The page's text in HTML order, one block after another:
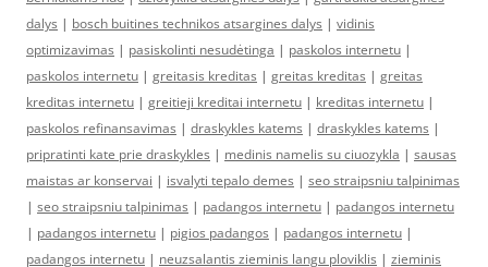
dalys | bosch buitines technikos atsargines dalys | vidinis
optimizavimas | pasiskolinti nesudėtinga | paskolos internetu |
paskolos internetu | greitasis kreditas | greitas kreditas | greitas
kreditas internetu | greitieji kreditai internetu | kreditas internetu |
paskolos refinansavimas | draskykles katems | draskykles katems |
pripratinti kate prie draskykles | medinis namelis su ciuozykla | sausas
maistas ar konservai | isvalyti tepalo demes | seo straipsniu talpinimas
| seo straipsniu talpinimas | padangos internetu | padangos internetu
| padangos internetu | pigios padangos | padangos internetu |
padangos internetu | neuzsalantis zieminis langu ploviklis | zieminis